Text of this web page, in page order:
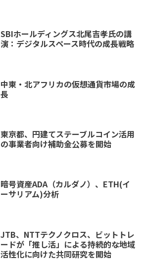
SBIホールディングス北尾吉孝氏の講
演：デジタルスペース時代の成長戦略
中東・北アフリカの仮想通貨市場の成
長
東京都、円建てステーブルコイン活用
の事業者向け補助金公募を開始
暗号資産ADA（カルダノ）、ETH(イ
ーサリアム)分析
JTB、NTTテクノクロス、ビットトレ
ードが「推し活」による持続的な地域
活性化に向けた共同研究を開始